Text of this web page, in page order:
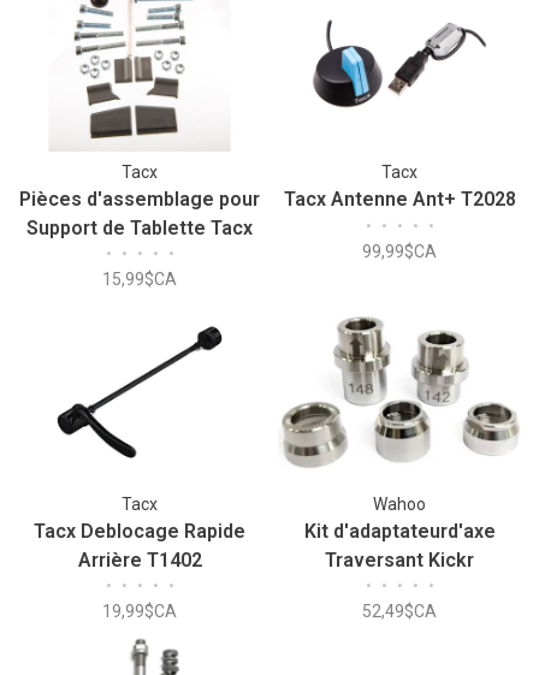
Tacx
Pièces d'assemblage pour
Support de Tablette Tacx
• • • • •
15,99$CA
Tacx
Tacx Antenne Ant+ T2028
• • • • •
99,99$CA
Tacx
Tacx Deblocage Rapide
Arrière T1402
• • • • •
19,99$CA
Wahoo
Kit d'adaptateurd'axe
Traversant Kickr
142/148mm
• • • • •
52,49$CA